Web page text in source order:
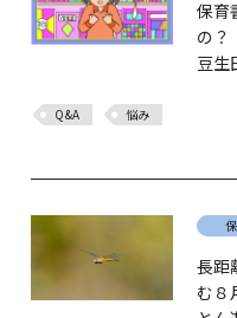
保育
の？
豆生
Q&A 悩み
長距
む８